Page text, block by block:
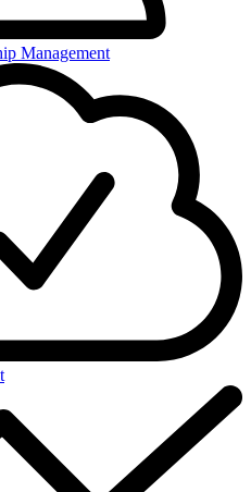
Management